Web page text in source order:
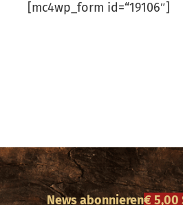
[mc4wp_form id=“19106″]
News abonnieren€ 5,00